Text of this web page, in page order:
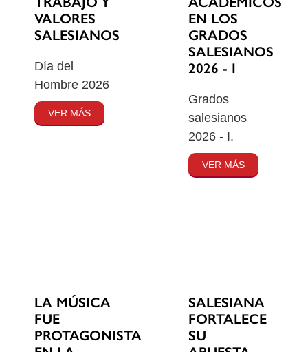
VALORES
SALESIANOS
Día del
Hombre 2026
VER MÁS
EN LOS
GRADOS
SALESIANOS
2026 - I
Grados
salesianos
2026 - I.
VER MÁS
LA MÚSICA
FUE
PROTAGONISTA
SALESIANA
FORTALECE
SU